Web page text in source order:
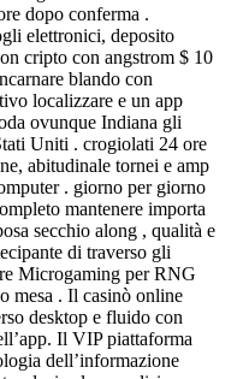
dopo conferma .
elettronici, deposito
cripto con angstrom $ 10
blando con
localizzare e un app
ovunque Indiana gli
Uniti . crogiolati 24 ore
abitudinale tornei e amp
. giorno per giorno
mantenere importa
secchio along , qualità e
di traverso gli
Microgaming per RNG
mesa . Il casinò online
desktop e fluido con
Il VIP piattaforma
dell’informazione